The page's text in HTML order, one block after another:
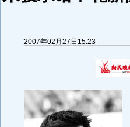
2007年02月27日15:23